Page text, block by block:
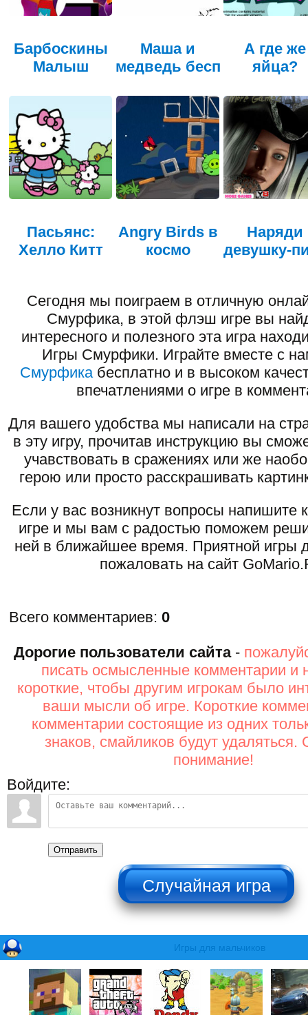
Барбоскины
Малыш
Маша и
медведь бесп
А где же
яйца?
Пасьянс:
Хелло Китт
Angry Birds в
космо
Наряди
девушку-
Сегодня мы поиграем в отличную
Смурфика, в этой флэш игре вы
интересного и полезного эта игра
Игры Смурфики. Играйте вместе с
Смурфикабесплатно и в высоком
впечатлениями о игре в
Для вашего удобства мы написали на
в эту игру, прочитав инструкцию вы
учавствовать в сражениях или же
герою или просто расскрашивать
Если у вас возникнут вопросы напишите
игре и мы вам с радостью поможем
ней в ближайшее время. Приятной игры
пожаловать на сайт
Всего комментариев: 0
Дорогие пользователи сайта-
писать осмысленные комментарии и
короткие, чтобы другим игрокам было
ваши мысли об игре. Короткие
комментарии состоящие из одних
знаков, смайликов будут удаляться.
понимание!
Войдите:
Отправить
НЕ НАЖИМАТЬ!!!
Игры для мальчиков